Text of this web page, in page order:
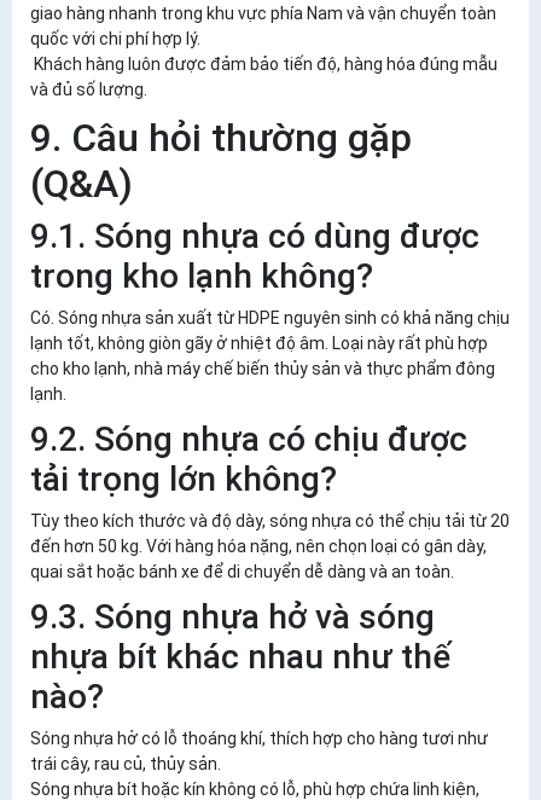
giao hàng nhanh trong khu vực phía Nam và vận chuyển toàn
quốc với chi phí hợp lý.
Khách hàng luôn được đảm bảo tiến độ, hàng hóa đúng mẫu
và đủ số lượng.
9. Câu hỏi thường gặp
(Q&A)
9.1. Sóng nhựa có dùng được
trong kho lạnh không?
Có. Sóng nhựa sản xuất từ HDPE nguyên sinh có khả năng chịu
lạnh tốt, không giòn gãy ở nhiệt độ âm. Loại này rất phù hợp
cho kho lạnh, nhà máy chế biến thủy sản và thực phẩm đông
lạnh.
9.2. Sóng nhựa có chịu được
tải trọng lớn không?
Tùy theo kích thước và độ dày, sóng nhựa có thể chịu tải từ 20
đến hơn 50 kg. Với hàng hóa nặng, nên chọn loại có gân dày,
quai sắt hoặc bánh xe để di chuyển dễ dàng và an toàn.
9.3. Sóng nhựa hở và sóng
nhựa bít khác nhau như thế
nào?
Sóng nhựa hở có lỗ thoáng khí, thích hợp cho hàng tươi như
trái cây, rau củ, thủy sản.
Sóng nhựa bít hoặc kín không có lỗ, phù hợp chứa linh kiện,